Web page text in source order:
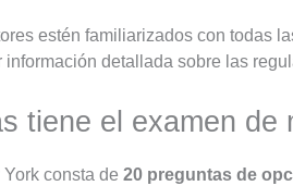
estén familiarizados con todas
detallada sobre las
tiene el examen de
consta de 20 preguntas de